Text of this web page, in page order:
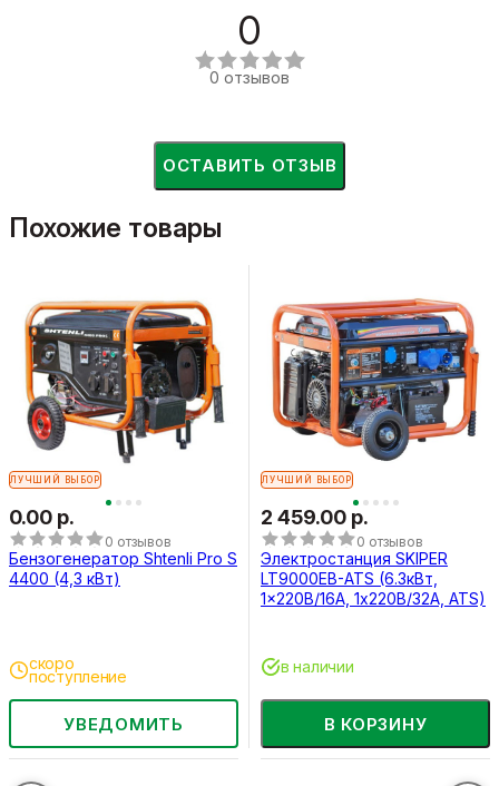
0
0 отзывов
ОСТАВИТЬ ОТЗЫВ
Похожие товары
ЛУЧШИЙ ВЫБОР
0.00 р.
0 отзывов
Бензогенератор Shtenli Pro S
4400 (4,3 кВт)
УВЕДОМИТЬ
скоро
поступление
ЛУЧШИЙ ВЫБОР
2 459.00 р.
0 отзывов
Электростанция SKIPER
LT9000EB-ATS (6.3кВт,
1x220В/16А, 1х220В/32А, ATS)
В КОРЗИНУ
в наличии